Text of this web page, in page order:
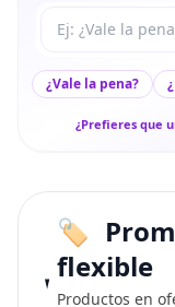
Tu pregunta a
¿Vale la pena?
¿Prefieres que
flexible
Productos en